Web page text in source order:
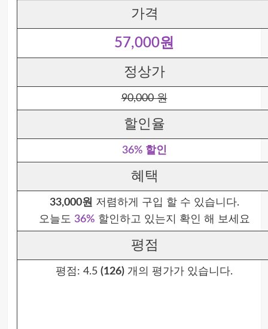
가격
57,000원
정상가
90,000 원
할인율
36% 할인
혜택
33,000원 저렴하게 구입 할 수 있습니다.
오늘도 36% 할인하고 있는지 확인 해 보세요
평점
평점: 4.5 (126) 개의 평가가 있습니다.